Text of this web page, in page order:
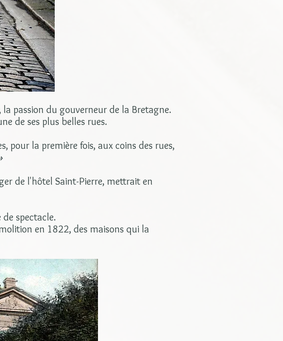
passion du gouverneur de la Bretagne.
de ses plus belles rues.
pour la première fois, aux coins des rues,
de l'hôtel Saint-Pierre, mettrait en
spectacle.
en 1822, des maisons qui la